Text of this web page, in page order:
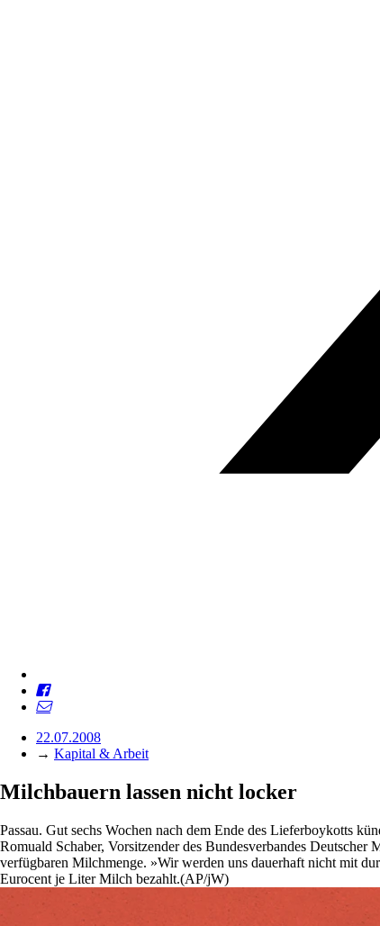
22.07.2008
→ Kapital & Arbeit
Milchbauern lassen nicht locker
Passau. Gut sechs Wochen nach dem Ende des Lieferboykotts
Romuald Schaber, Vorsitzender des Bundesverbandes
verfügbaren Milchmenge. »Wir werden uns dauerhaft nicht mit
Eurocent je Liter Milch bezahlt.(AP/jW)